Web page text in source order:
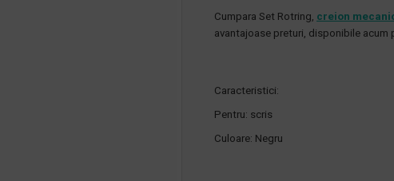
Cumpara Set Rotring, creion
avantajoase preturi, disponibile acum
Caracteristici:
Pentru: scris
Culoare: Negru